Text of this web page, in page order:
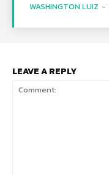
WASHINGTON LUIZ -
LEAVE A REPLY